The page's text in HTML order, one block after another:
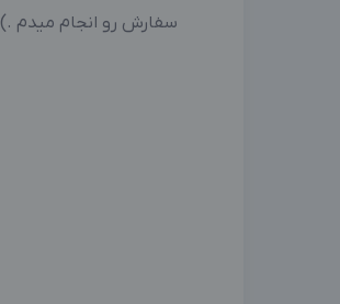
سفارش رو انجام میدم .)